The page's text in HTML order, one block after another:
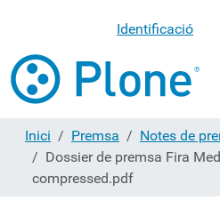
Identificació
Inici Premsa
Notes de
Dossier de premsa Fira
compressed.pdf